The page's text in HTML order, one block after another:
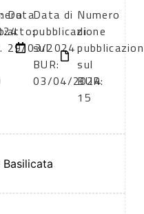
Data
atto:
29/03/2024
Data di
pubblicazione
sul
BUR:
03/04/2024
Numero
di
sul
BUR:
15
Basilicata